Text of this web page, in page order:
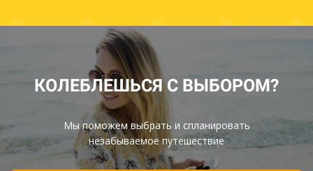
КОЛЕБЛЕШЬСЯ С ВЫБОРОМ?
Мы поможем выбрать и спланировать
незабываемое путешествие